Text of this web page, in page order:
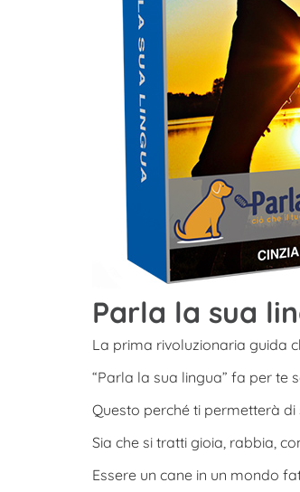
Parla la sua
La prima rivoluzionaria guida
“Parla la sua lingua” fa per te
Questo perché ti permetterà
Sia che si tratti gioia, rabbia,
Essere un cane in un mondo